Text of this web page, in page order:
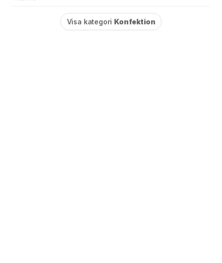
Visa kategori Konfektion